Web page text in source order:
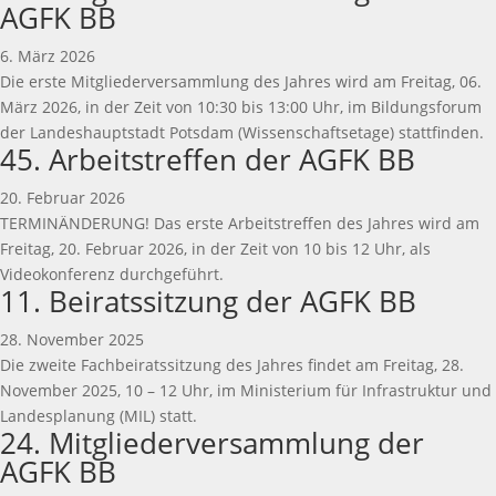
AGFK BB
6. März 2026
Die erste Mitgliederversammlung des Jahres wird am Freitag, 06.
März 2026, in der Zeit von 10:30 bis 13:00 Uhr, im Bildungsforum
der Landeshauptstadt Potsdam (Wissenschaftsetage) stattfinden.
45. Arbeitstreffen der AGFK BB
20. Februar 2026
TERMINÄNDERUNG! Das erste Arbeitstreffen des Jahres wird am
Freitag, 20. Februar 2026, in der Zeit von 10 bis 12 Uhr, als
Videokonferenz durchgeführt.
11. Beiratssitzung der AGFK BB
28. November 2025
Die zweite Fachbeiratssitzung des Jahres findet am Freitag, 28.
November 2025, 10 – 12 Uhr, im Ministerium für Infrastruktur und
Landesplanung (MIL) statt.
24. Mitgliederversammlung der
AGFK BB